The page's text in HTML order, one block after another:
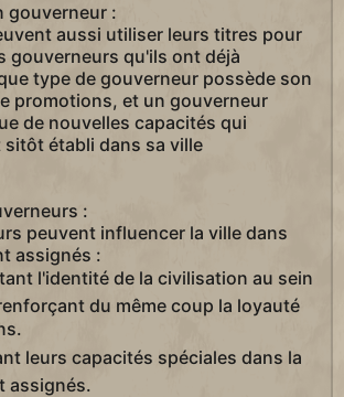
gouverneur :
aussi utiliser leurs titres pour
gouverneurs qu'ils ont déjà
type de gouverneur possède son
promotions, et un gouverneur
de nouvelles capacités qui
établi dans sa ville
:
peuvent influencer la ville dans
assignés :
l'identité de la civilisation au sein
du même coup la loyauté
leurs capacités spéciales dans la
assignés.